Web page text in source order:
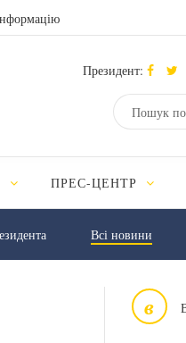
Президент:
ПРЕС-ЦЕНТР
Всі новини
в